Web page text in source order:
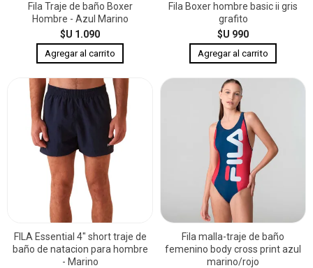
Fila Traje de baño Boxer
Hombre - Azul Marino
$U 1.090
Fila Boxer hombre basic ii gris
grafito
$U 990
FILA Essential 4" short traje de
baño de natacion para hombre
- Marino
Fila malla-traje de baño
femenino body cross print azul
marino/rojo